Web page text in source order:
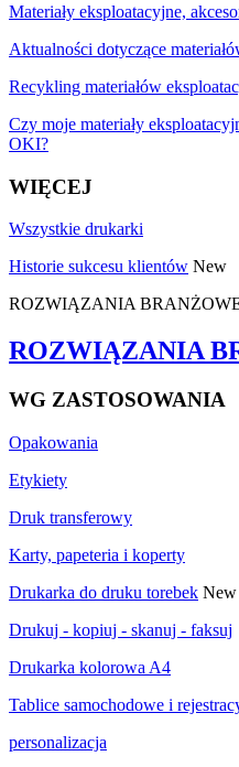
Materiały eksploatacyjne,
Aktualności dotyczące
Recykling materiałów
Czy moje materiały
OKI?
WIĘCEJ
Wszystkie drukarki
Historie sukcesu klientów New
ROZWIĄZANIA
ROZWIĄZANIA
WG ZASTOSOWANIA
Opakowania
Etykiety
Druk transferowy
Karty, papeteria i koperty
Drukarka do druku torebek New
Drukuj - kopiuj - skanuj - faksuj
Drukarka kolorowa A4
Tablice samochodowe i
personalizacja